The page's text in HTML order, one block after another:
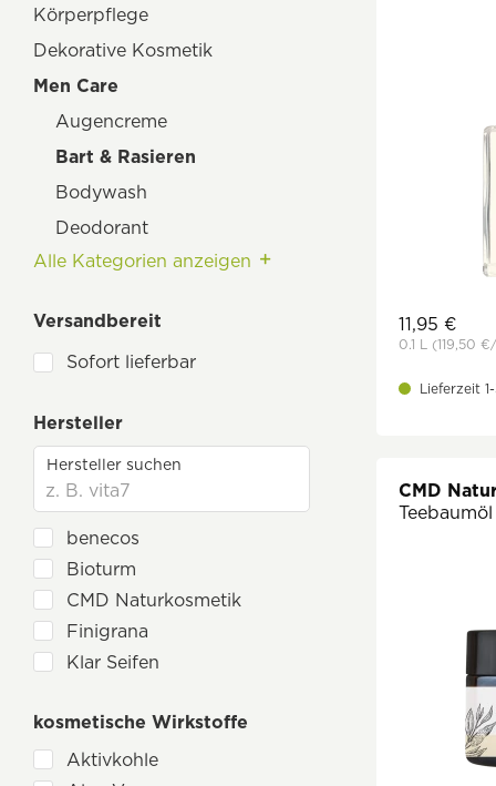
Körperpflege
Dekorative Kosmetik
Men Care
Augencreme
Bart & Rasieren
Bodywash
Deodorant
Gesichtsmasken
Gesicht
Haarstyling
Mund- & Zahnpflege
Nutricosmetics
Parfüm & Düfte
Seife
Sonnenpflege
Geschenksets Naturkosmetik
Alle Kategorien anzeigen
Versandbereit
Sofort lieferbar
Hersteller
benecos
Bioturm
CMD Naturkosmetik
Finigrana
Klar Seifen
Lavera
Mylily
kosmetische Wirkstoffe
Aktivkohle
11,95 €
0.1 L (119,50 €
Lieferzeit
CMD